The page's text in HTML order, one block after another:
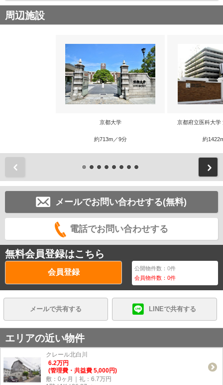
周辺施設
京都大学
約713m／9分
京都府立医科大学
約
メールでお問い合わせする(無料)
電話でお問い合わせする
無料会員登録はこちら
会員登録 公開物件数：0件
会員物件数：0件
メールで共有する LINEで共有する
エリアの近い物件
クレール北白川
6.2万円
(管理費・共益費 5,000円)
敷：0ヶ月｜礼：6.7万円